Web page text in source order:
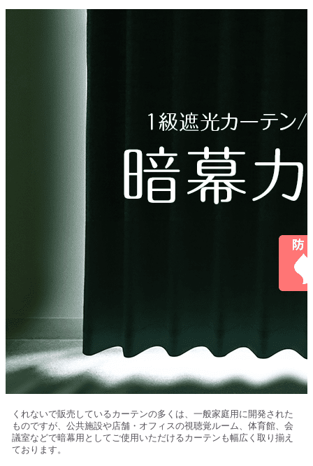
くれないで販売しているカーテンの多くは、一般家庭用に開発された
ものですが、公共施設や店舗・オフィスの視聴覚ルーム、体育館、会
議室などで暗幕用としてご使用いただけるカーテンも幅広く取り揃え
ております。